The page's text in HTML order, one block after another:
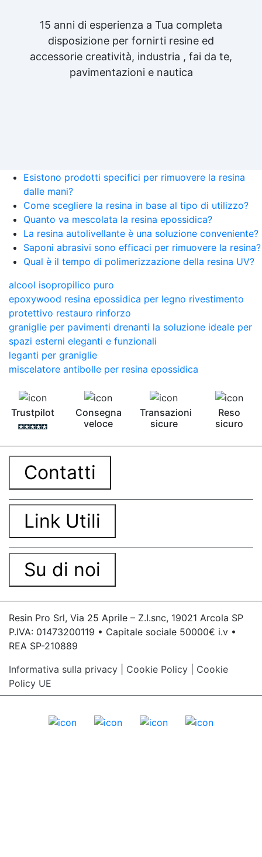
15 anni di esperienza a Tua completa
disposizione per fornirti resine ed
accessorie creatività, industria , fai da te,
pavimentazioni e nautica
Esistono prodotti specifici per rimuovere la resina
dalle mani?
Come scegliere la resina in base al tipo di utilizzo?
Quanto va mescolata la resina epossidica?
La resina autolivellante è una soluzione conveniente?
Saponi abrasivi sono efficaci per rimuovere la resina?
Qual è il tempo di polimerizzazione della resina UV?
alcool isopropilico puro
epoxywood resina epossidica per legno rivestimento
protettivo restauro rinforzo
graniglie per pavimenti drenanti la soluzione ideale per
spazi esterni eleganti e funzionali
leganti per graniglie
miscelatore antibolle per resina epossidica
Trustpilot
Consegna
veloce
Transazioni
sicure
Reso
sicuro
Contatti
Link Utili
Su di noi
Resin Pro Srl, Via 25 Aprile – Z.I.snc, 19021 Arcola SP
P.IVA: 01473200119 • Capitale sociale 50000€ i.v •
REA SP-210889
Informativa sulla privacy
Cookie Policy
Cookie
Policy UE